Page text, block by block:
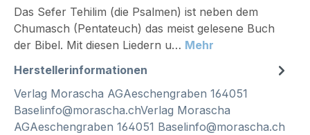
Das Sefer Tehilim (die Psalmen) ist neben dem
Chumasch (Pentateuch) das meist gelesene Buch
der Bibel. Mit diesen Liedern u… Mehr
Herstellerinformationen
Verlag Morascha AGAeschengraben 164051
Baselinfo@morascha.chVerlag Morascha
AGAeschengraben 164051 Baselinfo@morascha.ch